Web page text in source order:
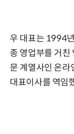
우 대표는 1994
종 영업부를 거
문 계열사인 온
대표이사를 역임